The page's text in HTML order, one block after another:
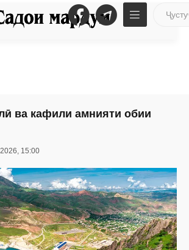
ва кафили амнияти обии
15:00